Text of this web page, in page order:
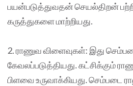
பயன்படுத்துவதன் செயல்திறன்
கருத்துகளை மாற்றியது.
2. ராணுவ விளைவுகள்: இது
கேவலப்படுத்தியது. கட்சிக்கும்
பிளவை உருவாக்கியது. செம்படை